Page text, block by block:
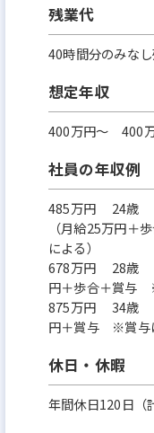
残業代
40時間分のみな
想定年収
400万円〜 400
社員の年収例
485万円 24歳
（月給25万円
による）
678万円 28歳
円＋歩合＋賞与
875万円 34歳
円＋賞与 ※賞与
休日・休暇
年間休日120日（